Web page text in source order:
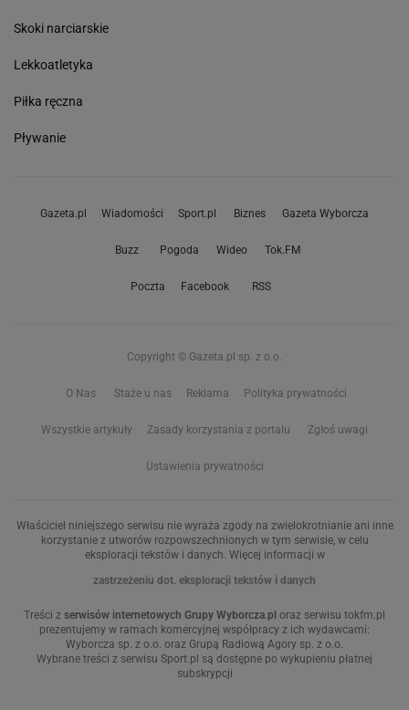
Skoki narciarskie
Lekkoatletyka
Piłka ręczna
Pływanie
Gazeta.pl Wiadomości Sport.pl Biznes Gazeta Wyborcza
Buzz Pogoda Wideo Tok.FM
Poczta Facebook RSS
Copyright © Gazeta.pl sp. z o.o.
O Nas Staże u nas Reklama Polityka prywatności
Wszystkie artykuły Zasady korzystania z portalu Zgłoś uwagi
Ustawienia prywatności
Właściciel niniejszego serwisu nie wyraża zgody na zwielokrotnianie ani inne
korzystanie z utworów rozpowszechnionych w tym serwisie, w celu
eksploracji tekstów i danych. Więcej informacji w
zastrzeżeniu dot. eksploracji tekstów i danych
Treści z serwisów internetowych Grupy Wyborcza.pl oraz serwisu tokfm.pl
prezentujemy w ramach komercyjnej współpracy z ich wydawcami:
Wyborcza sp. z o.o. oraz Grupą Radiową Agory sp. z o.o.
Wybrane treści z serwisu Sport.pl są dostępne po wykupieniu płatnej
subskrypcji